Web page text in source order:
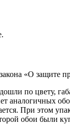
«О защите
по цвету,
аналогичных
При этом
обои были